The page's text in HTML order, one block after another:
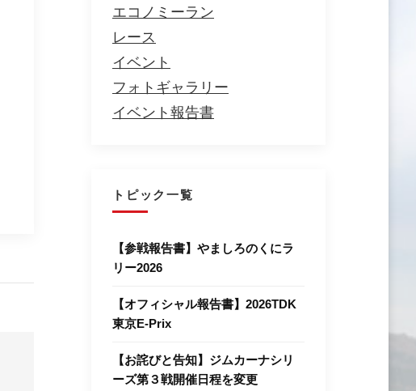
エコノミーラン
レース
イベント
フォトギャラリー
イベント報告書
トピック一覧
【参戦報告書】やましろのくにラ
リー2026
【オフィシャル報告書】2026TDK
東京E-Prix
【お詫びと告知】ジムカーナシリ
ーズ第３戦開催日程を変更